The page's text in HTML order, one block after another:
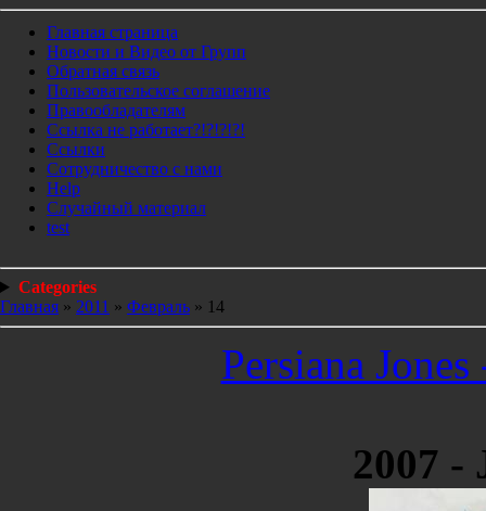
Главная страница
Новости и Видео от Групп
Обратная связь
Пользовательское соглашение
Правообладателям
Ссылка не работает?!?!?!?!
Ссылки
Сотрудничество с нами
Help
Cлучайный материал
test
Categories
Главная » 2011 » Февраль » 14
Persiana
2007 -